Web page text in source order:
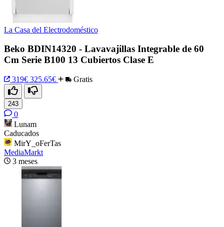
La Casa del Electrodoméstico
Beko BDIN14320 - Lavavajillas Integrable de 60
Cm Serie B100 13 Cubiertos Clase E
319€ 325.65€ Gratis
243
0
Lunam
Caducados
MirY_oFerTas
MediaMarkt
3 meses